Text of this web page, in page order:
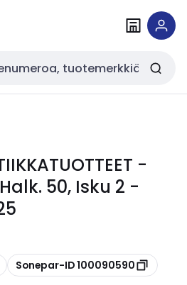
-
50, Isku 2 -
Kopioi
Sonepar-ID 100090590